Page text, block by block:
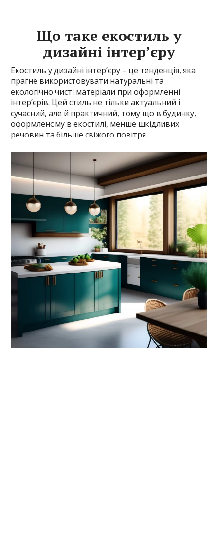
Що таке екостиль у
дизайні інтер’єру
Екостиль у дизайні інтер’єру – це тенденція, яка
прагне використовувати натуральні та
екологічно чисті матеріали при оформленні
інтер’єрів. Цей стиль не тільки актуальний і
сучасний, але й практичний, тому що в будинку,
оформленому в екостилі, менше шкідливих
речовин та більше свіжого повітря.